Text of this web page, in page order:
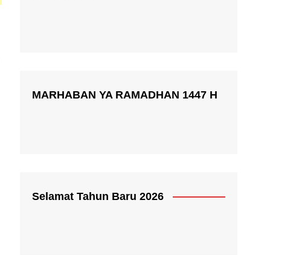
MARHABAN YA RAMADHAN 1447 H
Selamat Tahun Baru 2026